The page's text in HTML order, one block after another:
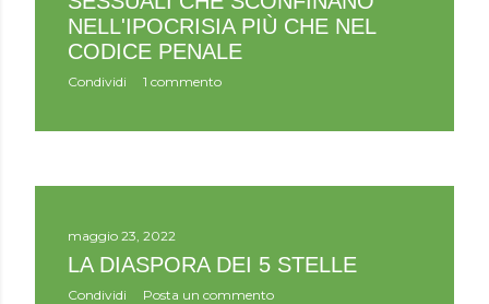
NELL'IPOCRISIA PIÙ CHE NEL
CODICE PENALE
Condividi 1 commento
maggio 23, 2022
LA DIASPORA DEI 5 STELLE
Condividi Posta un commento